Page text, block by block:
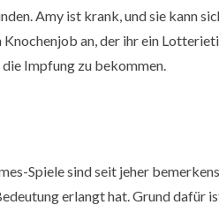
Amy ist krank, und sie kann
Knochenjob an, der ihr ein
Impfung zu bekommen.
Spiele sind seit jeher
erlangt hat. Grund dafür